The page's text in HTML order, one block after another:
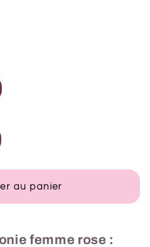
au panier
femme rose :